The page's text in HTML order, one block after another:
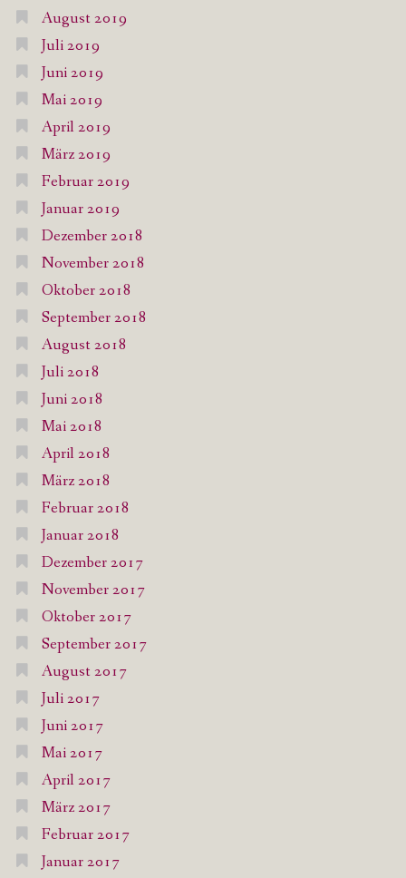
August 2019
Juli 2019
Juni 2019
Mai 2019
April 2019
März 2019
Februar 2019
Januar 2019
Dezember 2018
November 2018
Oktober 2018
September 2018
August 2018
Juli 2018
Juni 2018
Mai 2018
April 2018
März 2018
Februar 2018
Januar 2018
Dezember 2017
November 2017
Oktober 2017
September 2017
August 2017
Juli 2017
Juni 2017
Mai 2017
April 2017
März 2017
Februar 2017
Januar 2017